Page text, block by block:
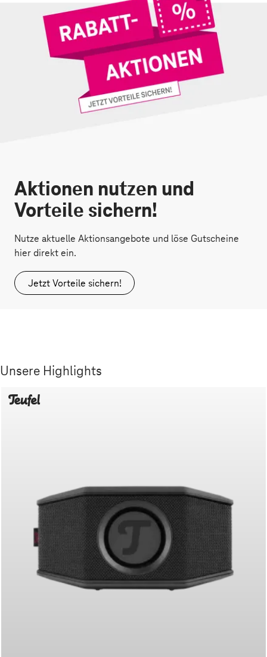
Aktionen nutzen und
Vorteile sichern!
Nutze aktuelle Aktionsangebote und löse Gutscheine
hier direkt ein.
Jetzt Vorteile sichern!
Unsere Highlights